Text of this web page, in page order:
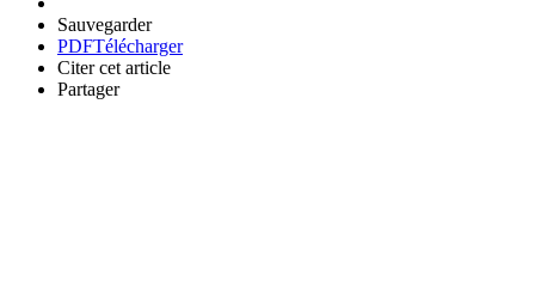
Sauvegarder
PDFTélécharger
Citer cet article
Partager